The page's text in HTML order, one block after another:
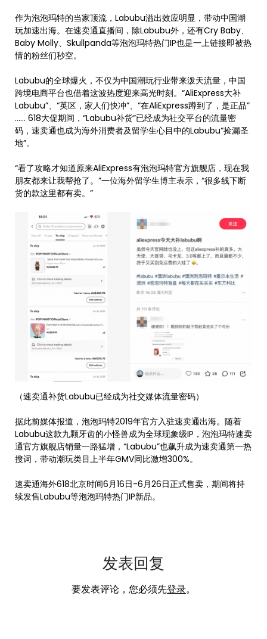
作为泡泡玛特的当家顶流，Labubu溢出效应明显，带动中国潮
玩加速出海。在速卖通直播间，除Labubu外，还有Cry Baby、
Baby Molly、Skullpanda等泡泡玛特热门IP也是一上链接即被热
情的粉丝们秒空。
Labubu的全球爆火，不仅为中国潮玩行业带来泼天流量，中国
跨境电商平台也借着这波热度迎来高光时刻。“AliExpress大补
Labubu”、“英区，家人们快冲”、“在AliExpress蹲到了，是正品”
…… 618大促期间，“Labubu补货”已经成为社交平台的流量密
码，速卖通也成为海外消费者及留学生心目中的Labubu“捡漏圣
地”。
“看了攻略才知道原来AliExpress有泡泡玛特官方旗舰店，现在我
朋友都来让我帮抢了。”一位海外留学生博主表示，“很多线下断
货的款这里都有卖。”
（速卖通补货Labubu已经成为社交媒体流量密码）
据此前媒体报道，泡泡玛特2019年官方入驻速卖通出海。随着
Labubu这款九颗牙齿的小怪兽成为全球现象级IP，泡泡玛特速卖
通官方旗舰店销量一路猛增，“Labubu”也飙升成为速卖通第一热
搜词，带动潮玩类目上半年GMV同比激增300%。
速卖通海外618北京时间6月16日-6月26日正式售卖，期间将持
续发售Labubu等泡泡玛特热门IP新品。
发表回复
要发表评论，您必须先登录。